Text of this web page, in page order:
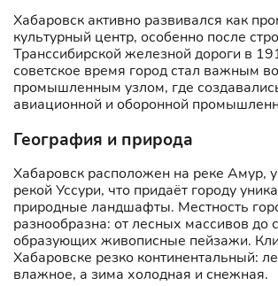
Хабаровск активно развивался как
культурный центр, особенно после
Транссибирской железной дороги в
советское время город стал важным
промышленным узлом, где
авиационной и оборонной
География и природа
Хабаровск расположен на реке Амур,
рекой Уссури, что придаёт городу
природные ландшафты. Местность
разнообразна: от лесных массивов до
образующих живописные пейзажи.
Хабаровске резко континентальный:
влажное, а зима холодная и снежная.